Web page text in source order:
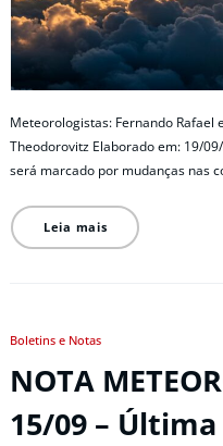
Meteorologistas: Fernando Rafael
Theodorovitz Elaborado em: 19/
será marcado por mudanças nas
Leia mais
Boletins e Notas
NOTA
15/09 –